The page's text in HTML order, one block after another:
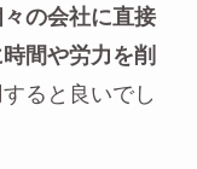
々の会社に直接
間や労力を削
ると良いでし